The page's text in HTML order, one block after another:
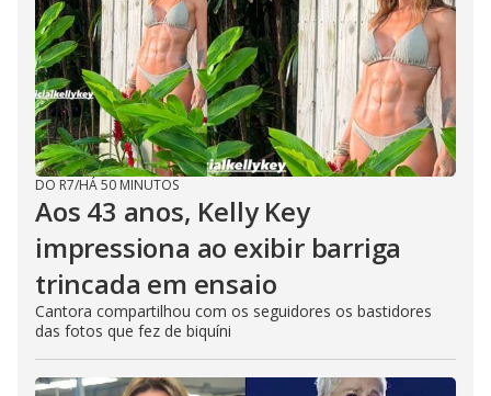
DO R7/HÁ 50 MINUTOS
Aos 43 anos, Kelly Key
impressiona ao exibir barriga
trincada em ensaio
Cantora compartilhou com os seguidores os bastidores
das fotos que fez de biquíni